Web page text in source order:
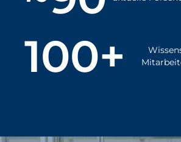
100+